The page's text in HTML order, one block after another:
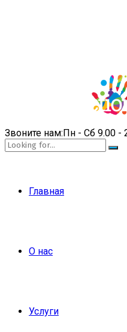
Звоните нам:Пн - Сб 9.00 -
Главная
О нас
Услуги